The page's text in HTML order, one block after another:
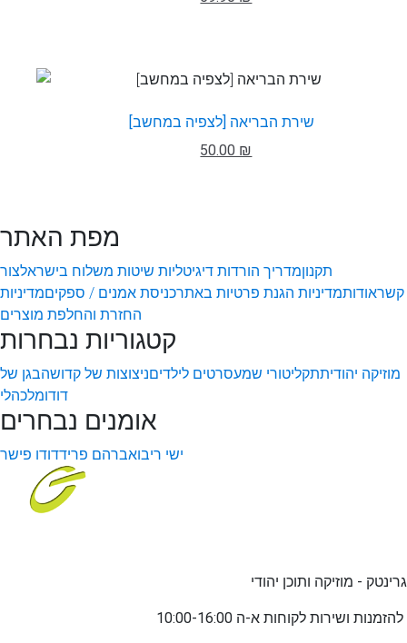
שירת הבריאה [לצפיה במחשב]
50.00 ₪
מפת האתר
תקנוןמדריך הורדות דיגיטליות שיטות משלוח בישראלצור
קשראודותמדיניות הגנת פרטיות באתרכניסת אמנים / ספקיםמדיניות
החזרת והחלפת מוצרים
קטגוריות נבחרות
מוזיקה יהודיתתקליטורי שמעסרטים לילדיםניצוצות של קדושהבגן של
דודומלכהלי
אומנים נבחרים
ישי ריבואברהם פרידדודו פישר
גרינטק - מוזיקה ותוכן יהודי
להזמנות ו